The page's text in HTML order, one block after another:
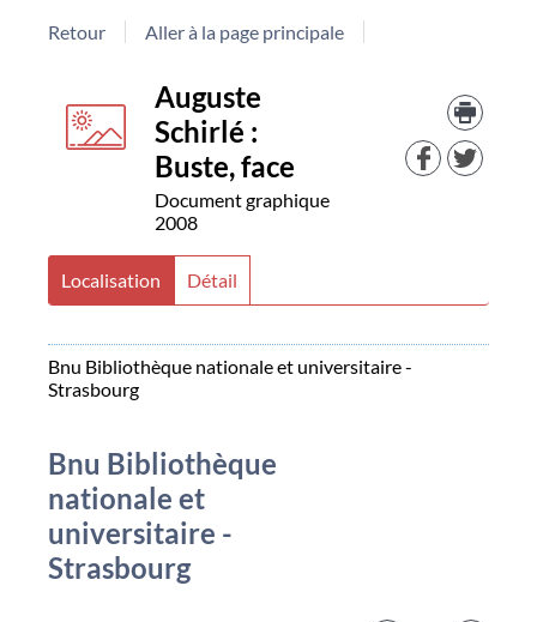
Retour Aller à la page principale
Détail
document
Auguste
Schirlé :
Buste, face
Document graphique
2008
Localisation Détail
Bnu Bibliothèque nationale et universitaire -
Strasbourg
Bnu Bibliothèque
nationale et
universitaire -
Strasbourg